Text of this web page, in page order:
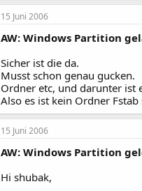
15 Juni 2006
AW: Windows Partition
Sicher ist die da.
Musst schon genau gucken.
Ordner etc, und darunter ist
Also es ist kein Ordner
15 Juni 2006
AW: Windows Partition
Hi shubak,